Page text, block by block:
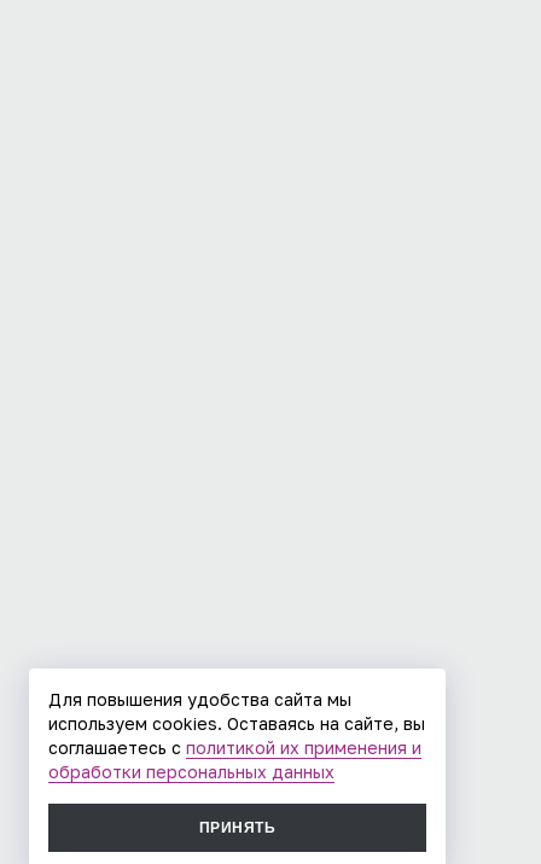
Для повышения удобства сайта мы
используем cookies. Оставаясь на сайте, вы
соглашаетесь с политикой их применения и
обработки персональных данных
ПРИНЯТЬ